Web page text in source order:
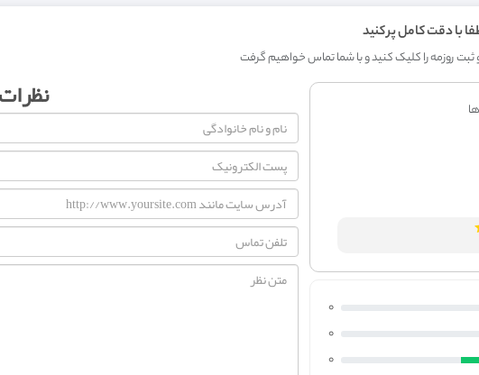
با دقت کامل پر کنید
0
0
0